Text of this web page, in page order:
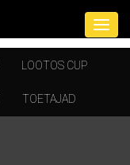
LOOTOS CUP
TOETAJAD